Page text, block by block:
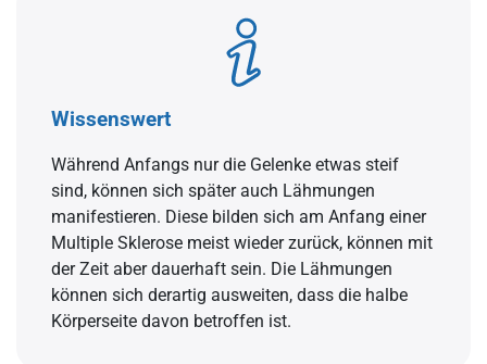
Wissenswert
Während Anfangs nur die Gelenke etwas steif
sind, können sich später auch Lähmungen
manifestieren. Diese bilden sich am Anfang einer
Multiple Sklerose meist wieder zurück, können mit
der Zeit aber dauerhaft sein. Die Lähmungen
können sich derartig ausweiten, dass die halbe
Körperseite davon betroffen ist.